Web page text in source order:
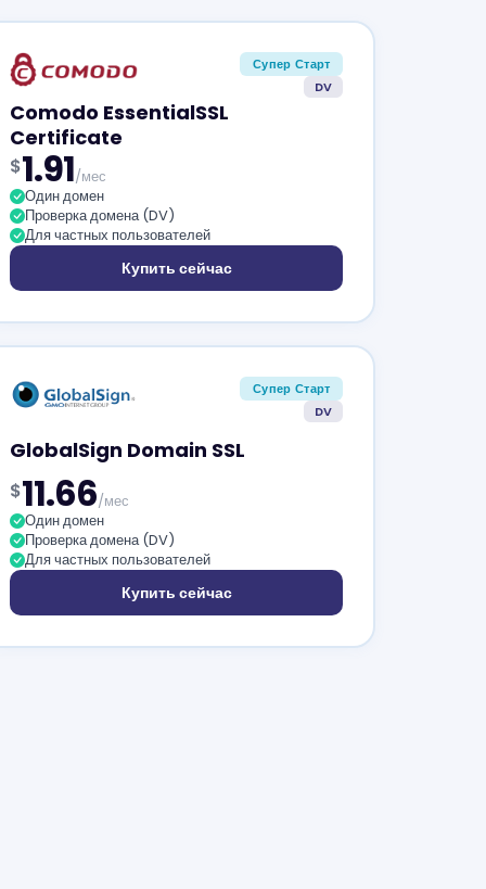
Супер Старт
DV
Comodo EssentialSSL
Certificate
$1.91/мес
Один домен
Проверка домена (DV)
Для частных пользователей
Купить сейчас
Супер Старт
DV
GlobalSign Domain SSL
$11.66/мес
Один домен
Проверка домена (DV)
Для частных пользователей
Купить сейчас